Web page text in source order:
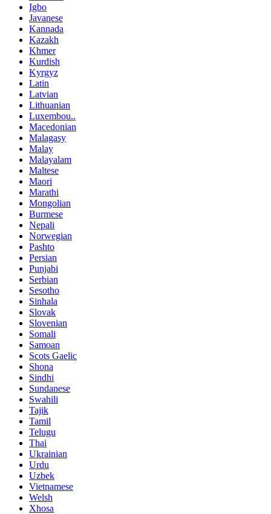
Igbo
Javanese
Kannada
Kazakh
Khmer
Kurdish
Kyrgyz
Latin
Latvian
Lithuanian
Luxembou..
Macedonian
Malagasy
Malay
Malayalam
Maltese
Maori
Marathi
Mongolian
Burmese
Nepali
Norwegian
Pashto
Persian
Punjabi
Serbian
Sesotho
Sinhala
Slovak
Slovenian
Somali
Samoan
Scots Gaelic
Shona
Sindhi
Sundanese
Swahili
Tajik
Tamil
Telugu
Thai
Ukrainian
Urdu
Uzbek
Vietnamese
Welsh
Xhosa